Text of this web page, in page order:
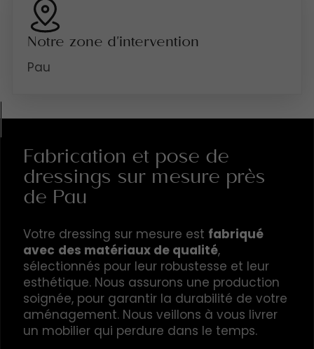
Notre zone d'intervention
Pau
Fabrication et pose de
dressings sur mesure près
de Pau
Votre dressing sur mesure est fabriqué
avec des matériaux de qualité,
sélectionnés pour leur robustesse et leur
esthétique. Nous assurons une production
soignée, pour garantir la durabilité de votre
aménagement. Nous veillons à vous livrer
un mobilier qui perdure dans le temps.